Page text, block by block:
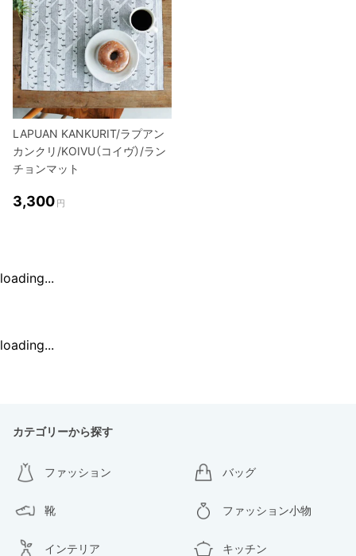
LAPUAN KANKURIT/ラプアン
カンクリ/KOIVU（コイヴ）/ラン
チョンマット
3,300 円
loading...
loading...
カテゴリーから探す
ファッション バッグ
靴 ファッション小物
インテリア キッチン